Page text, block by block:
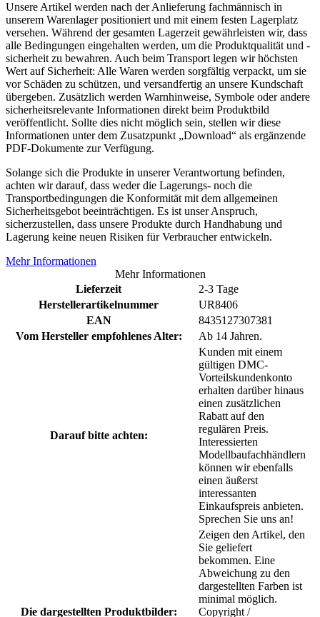
Unsere Artikel werden nach der Anlieferung fachmännisch in
unserem Warenlager positioniert und mit einem festen Lagerplatz
versehen. Während der gesamten Lagerzeit gewährleisten wir, dass
alle Bedingungen eingehalten werden, um die Produktqualität und -
sicherheit zu bewahren. Auch beim Transport legen wir höchsten
Wert auf Sicherheit: Alle Waren werden sorgfältig verpackt, um sie
vor Schäden zu schützen, und versandfertig an unsere Kundschaft
übergeben. Zusätzlich werden Warnhinweise, Symbole oder andere
sicherheitsrelevante Informationen direkt beim Produktbild
veröffentlicht. Sollte dies nicht möglich sein, stellen wir diese
Informationen unter dem Zusatzpunkt „Download“ als ergänzende
PDF-Dokumente zur Verfügung.
Solange sich die Produkte in unserer Verantwortung befinden,
achten wir darauf, dass weder die Lagerungs- noch die
Transportbedingungen die Konformität mit dem allgemeinen
Sicherheitsgebot beeinträchtigen. Es ist unser Anspruch,
sicherzustellen, dass unsere Produkte durch Handhabung und
Lagerung keine neuen Risiken für Verbraucher entwickeln.
Mehr Informationen
Mehr Informationen
Lieferzeit
2-3 Tage
Herstellerartikelnummer
UR8406
EAN
8435127307381
Vom Hersteller empfohlenes Alter:
Ab 14 Jahren.
Darauf bitte achten:
Kunden mit einem
gültigen DMC-
Vorteilskundenkonto
erhalten darüber hinaus
einen zusätzlichen
Rabatt auf den
regulären Preis.
Interessierten
Modellbaufachhändlern
können wir ebenfalls
einen äußerst
interessanten
Einkaufspreis anbieten.
Sprechen Sie uns an!
Die dargestellten Produktbilder:
Zeigen den Artikel, den
Sie geliefert
bekommen. Eine
Abweichung zu den
dargestellten Farben ist
minimal möglich.
Copyright /